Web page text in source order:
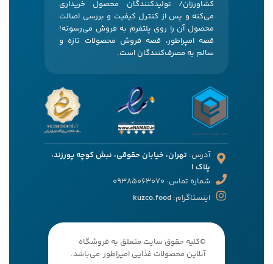
کشاورزان/ تولیدکنندگان محصول خریداری
می‌کنه و پس از کنترل کیفیت و بررسی اصالت
محصول آن را روی پلتفرم به فروش می‌رسونه!
قصه امپراطور، قصه فروش محصولات تازه و
سالم به مصرف‌کنندگان است.
آدرس: تهران، خیابان حقوقی، نبش کوچه پورزند،
پلاک 1
شماره تماس: 09385063070
اینستاگرام:kuzco.food
©کلیه حقوق سایت متعلق به فروشگاه
آنلاین محصولات غذایی امپراطور می‌باشد.